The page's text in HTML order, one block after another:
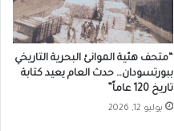
“متحف هئية الموانئ البحرية التاريخي
ببورتسودان… حدث العام يعيد كتابة
تاريخ 120 عاماً”
يوليو 12, 2026